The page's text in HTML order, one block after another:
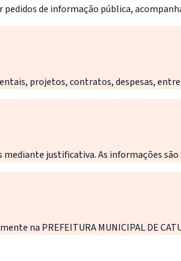
de informação pública,
projetos, contratos, despesas,
justificativa. As informações
na PREFEITURA MUNICIPAL DE